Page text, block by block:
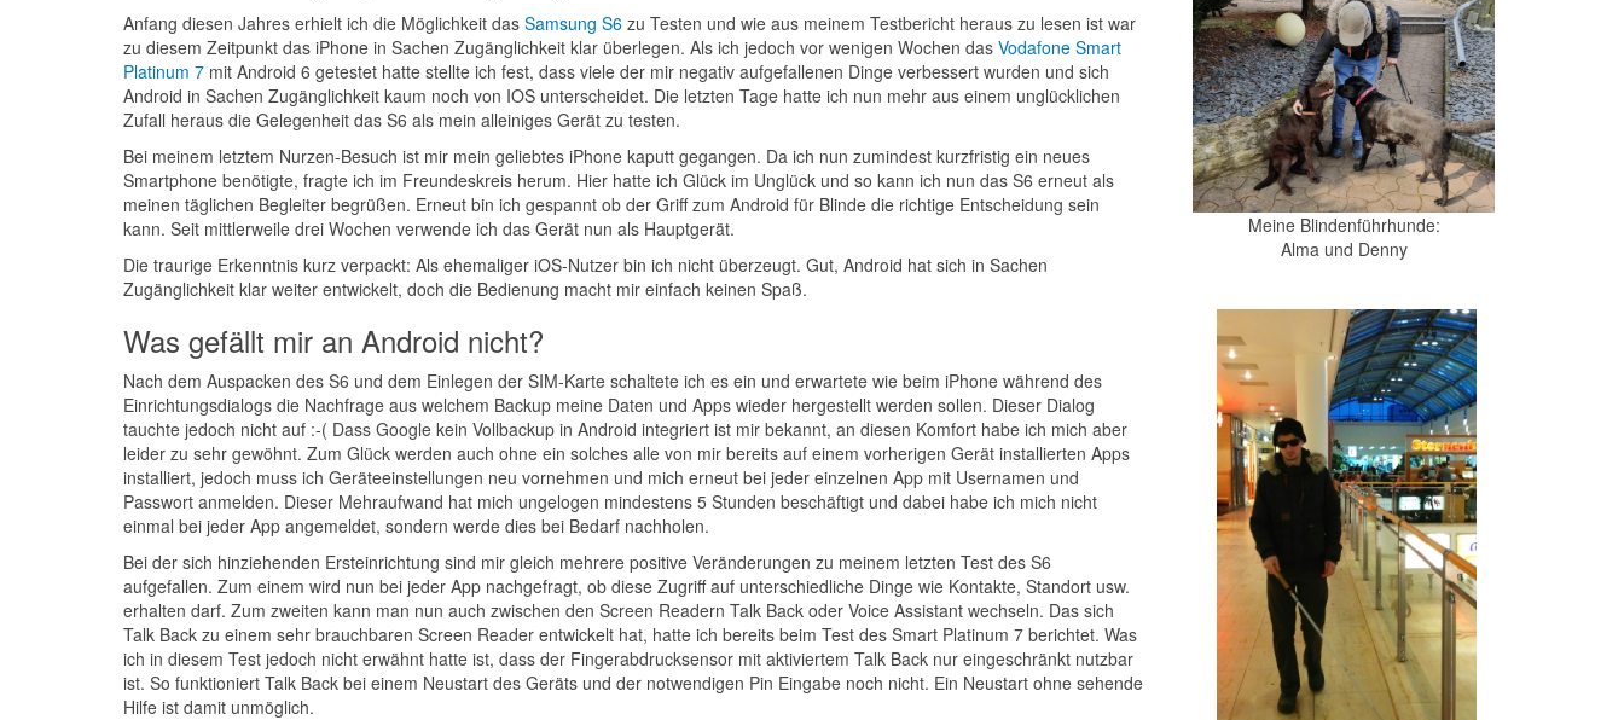
Anfang diesen Jahres erhielt ich die Möglichkeit das Samsung S6 zu Testen und wie aus meinem Testbericht heraus zu lesen ist war
zu diesem Zeitpunkt das iPhone in Sachen Zugänglichkeit klar überlegen. Als ich jedoch vor wenigen Wochen das Vodafone Smart
Platinum 7 mit Android 6 getestet hatte stellte ich fest, dass viele der mir negativ aufgefallenen Dinge verbessert wurden und sich
Android in Sachen Zugänglichkeit kaum noch von IOS unterscheidet. Die letzten Tage hatte ich nun mehr aus einem unglücklichen
Zufall heraus die Gelegenheit das S6 als mein alleiniges Gerät zu testen.
Bei meinem letztem Nurzen-Besuch ist mir mein geliebtes iPhone kaputt gegangen. Da ich nun zumindest kurzfristig ein neues
Smartphone benötigte, fragte ich im Freundeskreis herum. Hier hatte ich Glück im Unglück und so kann ich nun das S6 erneut als
meinen täglichen Begleiter begrüßen. Erneut bin ich gespannt ob der Griff zum Android für Blinde die richtige Entscheidung sein
kann. Seit mittlerweile drei Wochen verwende ich das Gerät nun als Hauptgerät.
Die traurige Erkenntnis kurz verpackt: Als ehemaliger iOS-Nutzer bin ich nicht überzeugt. Gut, Android hat sich in Sachen
Zugänglichkeit klar weiter entwickelt, doch die Bedienung macht mir einfach keinen Spaß.
Was gefällt mir an Android nicht?
Nach dem Auspacken des S6 und dem Einlegen der SIM-Karte schaltete ich es ein und erwartete wie beim iPhone während des
Einrichtungsdialogs die Nachfrage aus welchem Backup meine Daten und Apps wieder hergestellt werden sollen. Dieser Dialog
tauchte jedoch nicht auf :-( Dass Google kein Vollbackup in Android integriert ist mir bekannt, an diesen Komfort habe ich mich aber
leider zu sehr gewöhnt. Zum Glück werden auch ohne ein solches alle von mir bereits auf einem vorherigen Gerät installierten Apps
installiert, jedoch muss ich Geräteeinstellungen neu vornehmen und mich erneut bei jeder einzelnen App mit Usernamen und
Passwort anmelden. Dieser Mehraufwand hat mich ungelogen mindestens 5 Stunden beschäftigt und dabei habe ich mich nicht
einmal bei jeder App angemeldet, sondern werde dies bei Bedarf nachholen.
Bei der sich hinziehenden Ersteinrichtung sind mir gleich mehrere positive Veränderungen zu meinem letzten Test des S6
aufgefallen. Zum einem wird nun bei jeder App nachgefragt, ob diese Zugriff auf unterschiedliche Dinge wie Kontakte, Standort usw.
erhalten darf. Zum zweiten kann man nun auch zwischen den Screen Readern Talk Back oder Voice Assistant wechseln. Das sich
Talk Back zu einem sehr brauchbaren Screen Reader entwickelt hat, hatte ich bereits beim Test des Smart Platinum 7 berichtet. Was
ich in diesem Test jedoch nicht erwähnt hatte ist, dass der Fingerabdrucksensor mit aktiviertem Talk Back nur eingeschränkt nutzbar
ist. So funktioniert Talk Back bei einem Neustart des Geräts und der notwendigen Pin Eingabe noch nicht. Ein Neustart ohne sehende
Hilfe ist damit unmöglich.
Meine Blindenführhunde:
Alma und Denny